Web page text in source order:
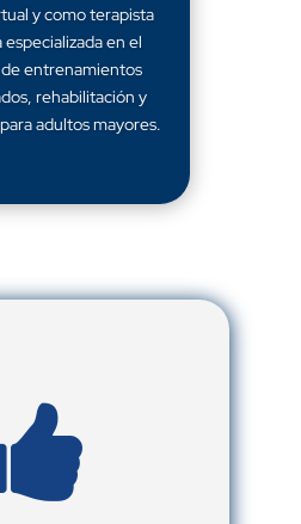
y como terapista
especializada en el
entrenamientos
rehabilitación y
adultos mayores.